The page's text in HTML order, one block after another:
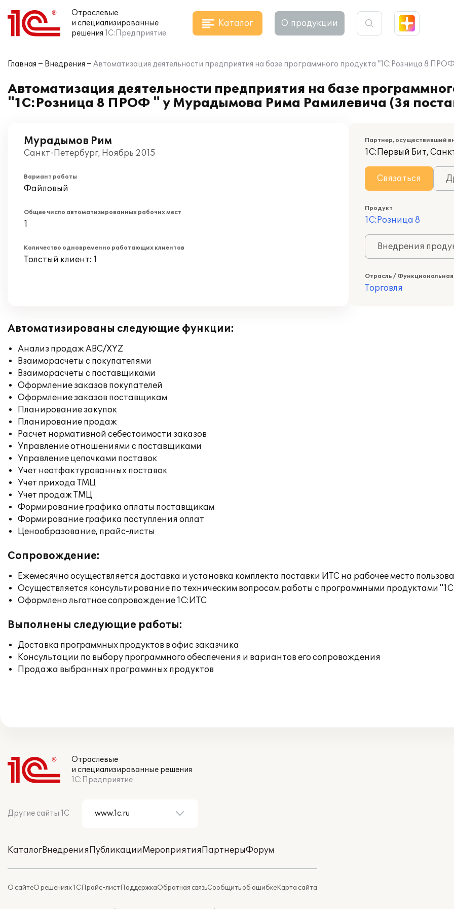
Отраслевые
и специализированные
решения 1С:Предприятие
Каталог О продукции
Главная Внедрения Автоматизация деятельности предприятия на базе программного продукта "1С:Розница 8
Автоматизация деятельности предприятия на базе
"1С:Розница 8 ПРОФ " у Мурадымова Рима Рамилевича (3я
Мурадымов Рим
Санкт-Петербург, Ноябрь 2015
Вариант работы
Файловый
Общее число автоматизированных рабочих мест
1
Количество одновременно работающих клиентов
Толстый клиент: 1
Партнер, осуществивший
1С:Первый Бит,
Связаться
Продукт
1С:Розница 8
Внедрения
Отрасль / Функциональная
Торговля
Автоматизированы следующие функции:
Анализ продаж ABC/XYZ
Взаиморасчеты с покупателями
Взаиморасчеты с поставщиками
Оформление заказов покупателей
Оформление заказов поставщикам
Планирование закупок
Планирование продаж
Расчет нормативной себестоимости заказов
Управление отношениями с поставщиками
Управление цепочками поставок
Учет неотфактурованных поставок
Учет прихода ТМЦ
Учет продаж ТМЦ
Формирование графика оплаты поставщикам
Формирование графика поступления оплат
Ценообразование, прайс-листы
Сопровождение:
Ежемесячно осуществляется доставка и установка комплекта поставки ИТС на рабочее место
Осуществляется консультирование по техническим вопросам работы с программными продуктами
Оформлено льготное сопровождение 1С:ИТС
Выполнены следующие работы:
Доставка программных продуктов в офис заказчика
Консультации по выбору программного обеспечения и вариантов его сопровождения
Продажа выбранных программных продуктов
Отраслевые
и специализированные решения
1С:Предприятие
Другие сайты 1С
КаталогВнедренияПубликацииМероприятияПартнерыФорум
О сайтеО решениях 1СПрайс-листПоддержкаОбратная связьСообщить об ошибкеКарта сайта